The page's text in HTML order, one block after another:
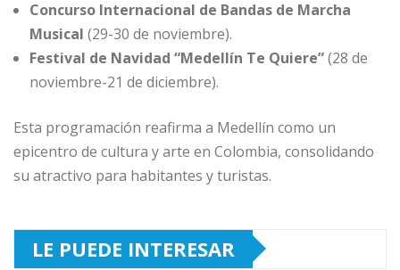
Concurso Internacional de Bandas de Marcha
Musical (29-30 de noviembre).
Festival de Navidad “Medellín Te Quiere”(28 de
noviembre-21 de diciembre).
Esta programación reafirma a Medellín como un
epicentro de cultura y arte en Colombia, consolidando
su atractivo para habitantes y turistas.
LE PUEDE INTERESAR